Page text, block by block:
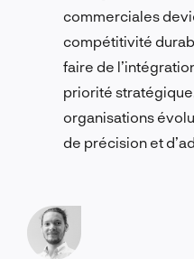
commerciales
compétitivité
faire de
priorité
organisations
de précision et